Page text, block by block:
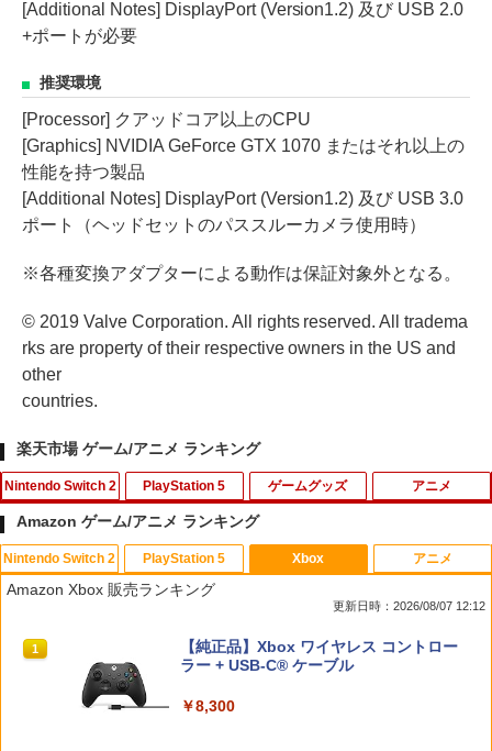
[Additional Notes] DisplayPort (Version1.2) 及び USB 2.0
+ポートが必要
推奨環境
[Processor] クアッドコア以上のCPU
[Graphics] NVIDIA GeForce GTX 1070 またはそれ以上の
性能を持つ製品
[Additional Notes] DisplayPort (Version1.2) 及び USB 3.0
ポート（ヘッドセットのパススルーカメラ使用時）
※各種変換アダプターによる動作は保証対象外となる。
© 2019 Valve Corporation. All rights reserved. All tradema
rks are property of their respective owners in the US and
other
countries.
楽天市場 ゲーム/アニメ ランキング
Nintendo Switch 2
1
【当店独自で＋P10倍★要エントリー】
【新品】【お取り寄せ】[ACC][Switch2]
ぬいポーチ for Nintendo Swich 2(ニン
イセンス商品 HORI(NSX-185)(2026071
6)
￥6,150
PlayStation 5
1
PS5 スティックカバー コントローラー
交換用 スティックキャップ PS4 コント
ローラー / PS5 コントローラー / PS5 コ
辺機器 ホコリ防止 全面保護 快適なグリ
ップ 取付簡単 DualSense DualShock4
ゲームグッズ
1 【中古】トモダチコレクション
【中古】たまごっちのプチプチおみせっ
アニメ
1
【中古】【未使用品】ミラベルと魔法だ
らけの家 MovieNEX [DVDのみ]
Amazon ゲーム/アニメ ランキング
Nintendo Switch 2
1
スプラトゥーン レイダース|オンライン
コード版
￥5,832
PlayStation 5
1
PlayStation 5 デジタル・エディション
日本語専用 Console Language: Japan
Xbox
Amazon Xbox 販売ランキング
更新日時：2026/08/07 12:12
1
【純正品】Xbox ワイヤレス コントロー
ラー + USB-C® ケーブル
￥8,300
アニメ